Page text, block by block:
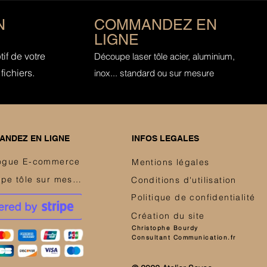
de votre
COMMANDEZ EN
LIGNE
Découpe laser tôle acier, aluminium,
inox... standard ou sur mesure
EN LIGNE
E-commerce
Découpe tôle sur mesure
INFOS LEGALES
Mentions légales
Conditions d'utilisation
Politique de confidentialité
Christophe Bourdy
Consultant Communication.fr
Création du site